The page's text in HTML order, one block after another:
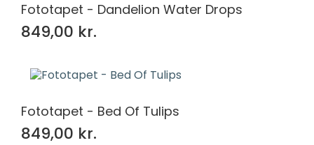
Fototapet - Dandelion Water Drops
849,00 kr.
Fototapet - Bed Of Tulips
849,00 kr.